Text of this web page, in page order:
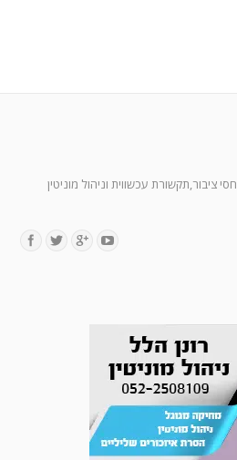
ציבור,תקשורת עכשווית וניהול מוניטין